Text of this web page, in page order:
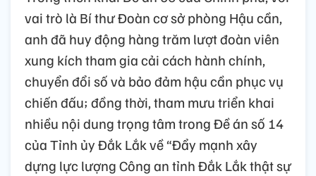
vai trò là Bí thư Đoàn cơ sở phòng Hậu cần,
anh đã huy động hàng trăm lượt đoàn viên
xung kích tham gia cải cách hành chính,
chuyển đổi số và bảo đảm hậu cần phục vụ
chiến đấu; đồng thời, tham mưu triển khai
nhiều nội dung trọng tâm trong Đề án số 14
của Tỉnh ủy Đắk Lắk về “Đẩy mạnh xây
dựng lực lượng Công an tỉnh Đắk Lắk thật sự